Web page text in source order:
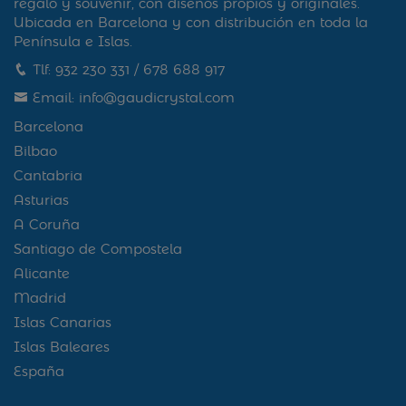
regalo y souvenir, con diseños propios y originales.
Ubicada en Barcelona y con distribución en toda la
Península e Islas.
Tlf: 932 230 331 / 678 688 917
Email: info@gaudicrystal.com
Barcelona
Bilbao
Cantabria
Asturias
A Coruña
Santiago de Compostela
Alicante
Madrid
Islas Canarias
Islas Baleares
España